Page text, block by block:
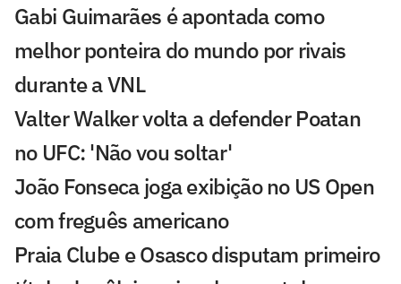
Gabi Guimarães é apontada como
melhor ponteira do mundo por rivais
durante a VNL
Valter Walker volta a defender Poatan
no UFC: 'Não vou soltar'
João Fonseca joga exibição no US Open
com freguês americano
Praia Clube e Osasco disputam primeiro